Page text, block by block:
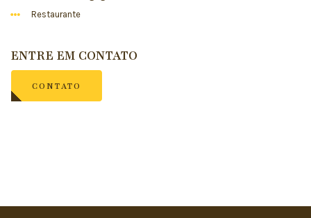
Restaurante
ENTRE EM CONTATO
CONTATO